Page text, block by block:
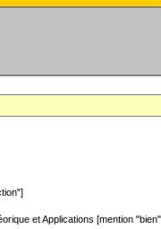
et Applications [mention